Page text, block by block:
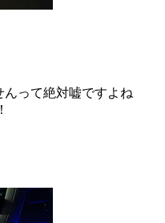
って絶対嘘ですよね